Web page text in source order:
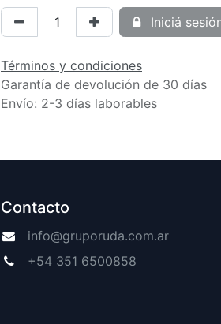
Iniciá
Términos y condiciones
Garantía de devolución de 30 días
Envío: 2-3 días laborables
Contacto
info@gruporuda.com.ar
+54 351 6500858